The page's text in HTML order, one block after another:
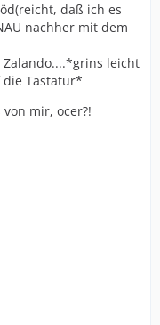
daß ich es
nachher mit dem
leicht
Tastatur*
mir, ocer?!